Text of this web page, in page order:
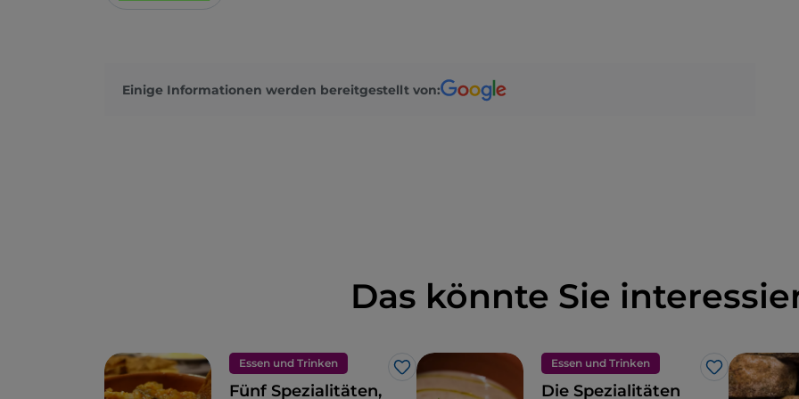
Einige Informationen werden bereitgestellt von:
Das könnte Sie
Essen und Trinken
Like
Fünf Spezialitäten,
Essen und Trinken
Like
Die Spezialitäten